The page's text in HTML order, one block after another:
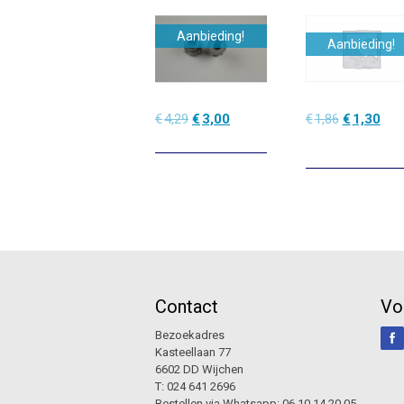
Aanbieding!
€4,29 Oorspronkelijke
was:
€ 3,00Huidige
is:
Aanbieding!
€1,86
€1,86.
€ 1,30
Contact
Bezoekadres
Kasteellaan 77
6602 DD Wijchen
T: 024 641 2696